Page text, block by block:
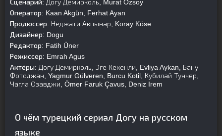
Сценарий: Догу Демирколь, Murat Özsoy
Оператор: Kaan Akgün, Ferhat Ayan
Продюссер: Неджати Акпынар, Koray Köse
Дизайнер: Dogu
Редактор: Fatih Üner
Режиссер: Emrah Agus
Актёры: Догу Демирколь, Эге Кёкенли, Evliya Aykan, Бану
Фотоджан, Yagmur Gülveren, Burcu Kotil, Кубилай Тунчер,
Чагла Озавджи, Ömer Faruk Çavus, Deniz Irem
О чём турецкий сериал Догу на русском
языке